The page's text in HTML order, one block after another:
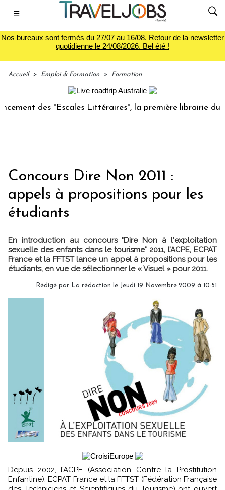
☰
Nos bureaux sont fermés du 27/07 au 16/08. Retour de la newsletter
quotidienne le 24/08/2026. Bel été !
Accueil > Emploi & Formation > Formation
des "Escales Littéraires", la première librairie du voyage
Concours Dire Non 2011 :
appels à propositions pour les
étudiants
En introduction au concours "Dire Non à l'exploitation
sexuelle des enfants dans le tourisme" 2011, l’ACPE, ECPAT
France et la FFTST lance un appel à propositions pour les
étudiants, en vue de sélectionner le « Visuel » pour 2011.
Rédigé par La rédaction le Jeudi 19 Novembre 2009 à 10:51
Depuis 2002, l’ACPE (Association Contre la Prostitution
Enfantine), ECPAT France et la FFTST (Fédération Française